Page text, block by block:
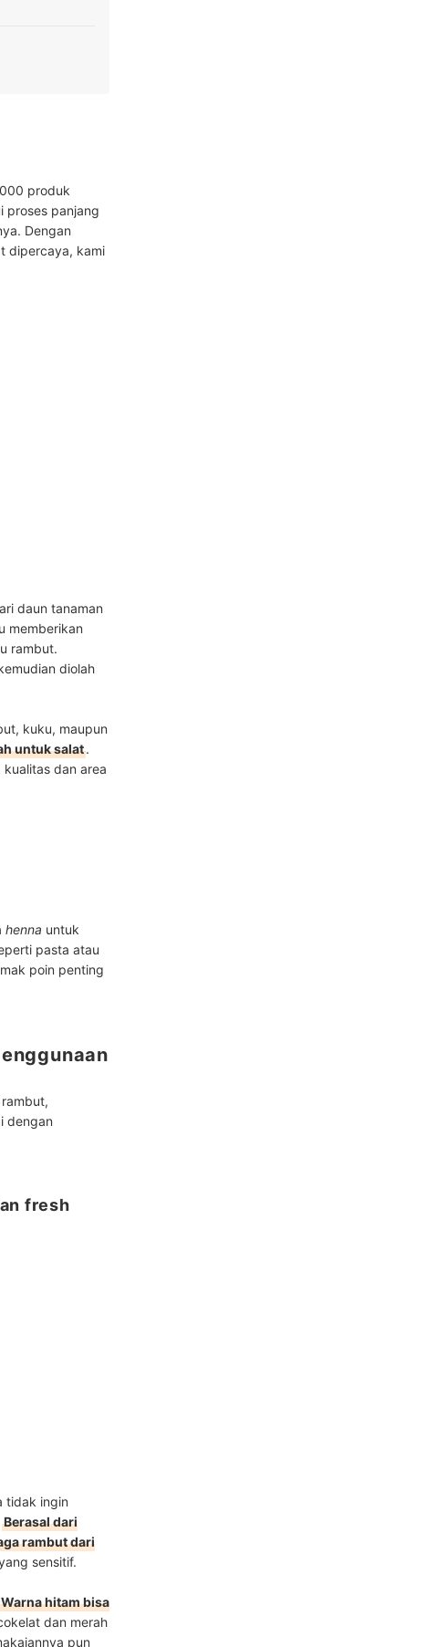
produk
proses panjang
Dengan
dipercaya, kami
daun tanaman
memberikan
rambut.
diolah
kuku, maupun
untuk salat.
dan area
henna untuk
pasta atau
poin penting
dengan
fresh
tidak ingin
Berasal dari
rambut dari
sensitif.
Warna hitam bisa
dan merah
pun